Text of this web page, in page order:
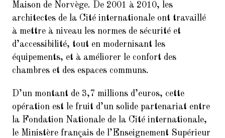
Inscrivez-vous à la Soirée
Présentation Service des
Relectures 22/02/2017
8.
Concert Exceptionnel en
mémoire de Jean Joinet le 26
janvier 2018 à 19h45 à la Maison
9.
Balades Parisiennes de l’AI –
Paris et ses Passages couverts
(Samedi 17 mars à 10h30)
Maison de Norvège. De 2001 à 2010, les
architectes de la Cité internationale ont travaillé
à mettre à niveau les normes de sécurité et
d’accessibilité, tout en modernisant les
équipements, et à améliorer le confort des
chambres et des espaces communs.
D’un montant de 3,7 millions d’euros, cette
opération est le fruit d’un solide partenariat entre
la Fondation Nationale de la Cité internationale,
le Ministère français de l’Enseignement Supérieur